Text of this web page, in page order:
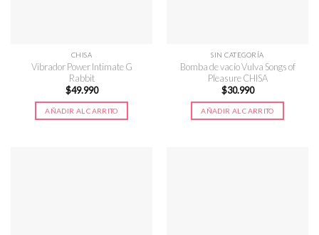
CHISA
Vibrador Power Intimate G
Rabbit
$49.990
AÑADIR AL CARRITO
SIN CATEGORÍA
Bomba de vacío Vulva Songs of
Pleasure CHISA
$30.990
AÑADIR AL CARRITO